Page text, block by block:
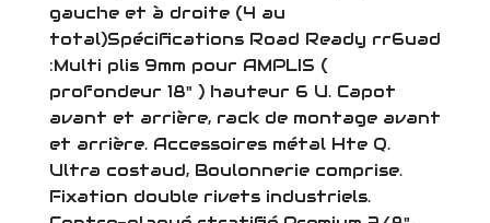
gauche et à droite (4 au
total)Spécifications Road Ready rr6uad
:Multi plis 9mm pour AMPLIS (
profondeur 18" ) hauteur 6 U. Capot
avant et arrière, rack de montage avant
et arrière. Accessoires métal Hte Q.
Ultra costaud, Boulonnerie comprise.
Fixation double rivets industriels.